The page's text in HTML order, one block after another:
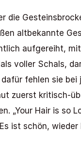
die
altbekannte
aufgereiht,
voller Schals,
fehlen sie
zuerst kritisch-
„Your Hair is so
ist schön, wieder